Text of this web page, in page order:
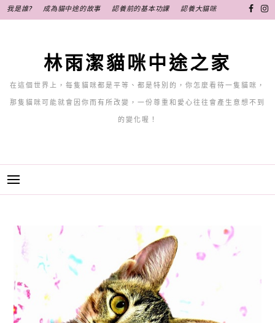
至
我是誰? 成為貓中途的故事 認養前的基本功課 認養大貓咪
林雨潔貓咪中途之家
在這個世界上，每隻貓咪都是平等、都是特別的，你怎麼看待一隻貓咪，
那隻貓咪可能就會因你而有所改變，一份尊重和愛心往往會產生意想不到
的變化喔！